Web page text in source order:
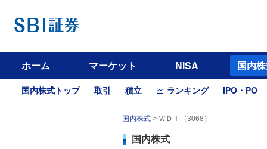
ホーム マーケット NISA 国内
国内株式トップ 取引 積立 ランキング IPO・PO
国内株式 > ＷＤＩ（3068）
国内株式